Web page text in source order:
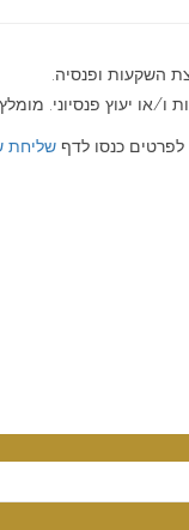
השקעות ופנסיה.
או יעוץ פנסיוני.
כנסו לדף שליחת